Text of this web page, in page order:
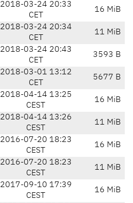
2018-03-24 20:33
CET
16 MiB
2018-03-24 20:34
CET
11 MiB
2018-03-24 20:43
CET
3593 B
2018-03-01 13:12
CET
5677 B
2018-04-14 13:25
CEST
16 MiB
2018-04-14 13:26
CEST
11 MiB
2016-07-20 18:23
CEST
16 MiB
2016-07-20 18:23
CEST
11 MiB
2017-09-10 17:39
CEST
16 MiB